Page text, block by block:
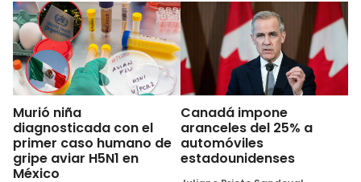
Murió niña
diagnosticada con el
primer caso humano de
gripe aviar H5N1 en
México
Canadá impone
aranceles del 25% a
automóviles
estadounidenses